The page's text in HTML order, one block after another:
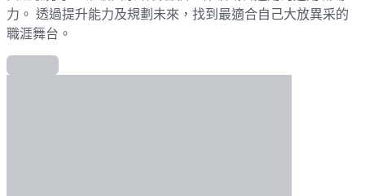
力。 透過提升能力及規劃未來，找到最適合自己大放異采的
職涯舞台。